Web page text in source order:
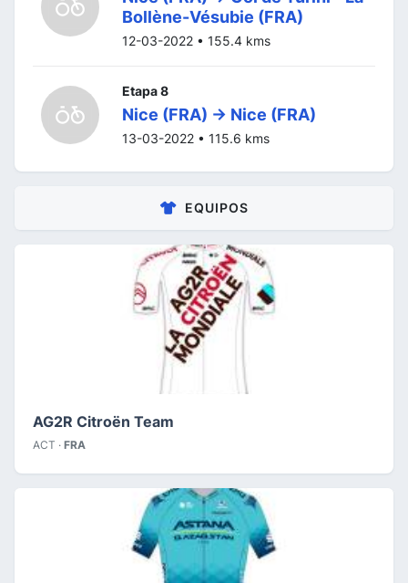
Bollène-Vésubie (FRA)
12-03-2022 • 155.4 kms
Etapa 8
Nice (FRA) -> Nice (FRA)
13-03-2022 • 115.6 kms
EQUIPOS
AG2R Citroën Team
ACT · FRA